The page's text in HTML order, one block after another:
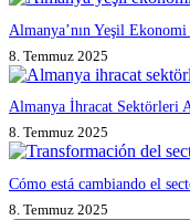
Almanya’nın Yeşil
8. Temmuz 2025
Almanya İhracat Sektörleri
8. Temmuz 2025
Cómo está cambiando el
8. Temmuz 2025